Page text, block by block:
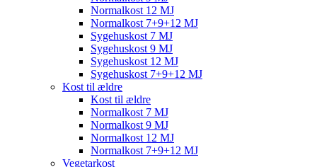
Normalkost 12 MJ
Normalkost 7+9+12 MJ
Sygehuskost 7 MJ
Sygehuskost 9 MJ
Sygehuskost 12 MJ
Sygehuskost 7+9+12 MJ
Kost til ældre
Kost til ældre
Normalkost 7 MJ
Normalkost 9 MJ
Normalkost 12 MJ
Normalkost 7+9+12 MJ
Vegetarkost